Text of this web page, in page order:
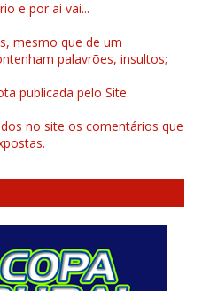
e por ai vai...
mesmo que de um
palavrões, insultos;
publicada pelo Site.
no site os comentários que